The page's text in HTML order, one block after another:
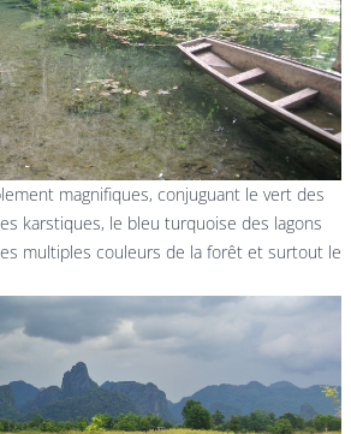
magnifiques, conjuguant le vert des
karstiques, le bleu turquoise des lagons
multiples couleurs de la forêt et surtout le